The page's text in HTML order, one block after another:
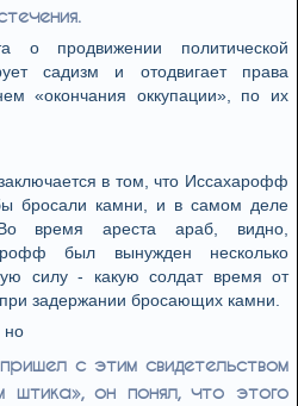
о продвижении политической
садизм и отодвигает права
«окончания оккупации», по их
в том, что Иссахарофф
бросали камни, и в самом деле
время ареста араб, видно,
был вынужден несколько
силу - какую солдат время от
задержании бросающих камни.
но
с этим свидетельством
штика», он понял, что этого